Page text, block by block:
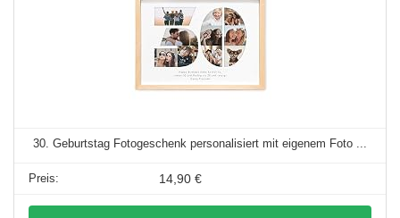
30. Geburtstag Fotogeschenk personalisiert mit eigenem Foto ...
14,90 €